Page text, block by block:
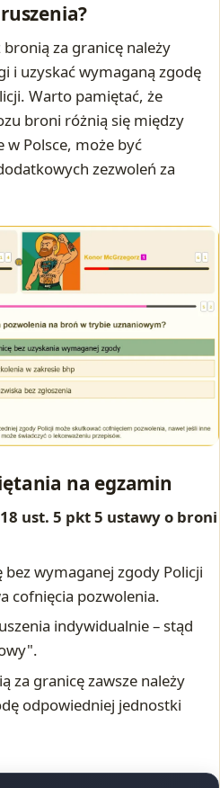
za granicę należy
i uzyskać wymaganą zgodę
Warto pamiętać, że
broni różnią się między
w Polsce, może być
zezwoleń za
na egzamin
ust. 5 pkt 5 ustawy o broni
wymaganej zgody Policji
cofnięcia pozwolenia.
indywidualnie – stąd
za granicę zawsze należy
odpowiedniej jednostki